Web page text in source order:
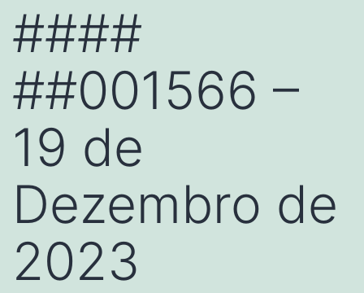
####
##001566 –
19 de
Dezembro de
2023